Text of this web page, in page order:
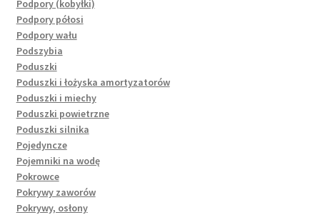
Podpory (kobyłki)
Podpory półosi
Podpory wału
Podszybia
Poduszki
Poduszki i łożyska amortyzatorów
Poduszki i miechy
Poduszki powietrzne
Poduszki silnika
Pojedyncze
Pojemniki na wodę
Pokrowce
Pokrywy zaworów
Pokrywy, osłony